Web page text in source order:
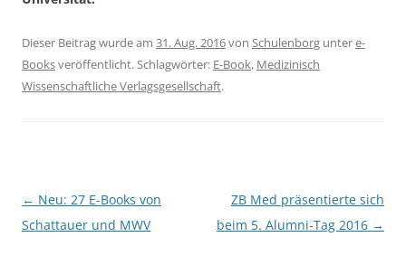
Dieser Beitrag wurde am 31. Aug. 2016von Schulenborg untere-
Booksveröffentlicht. Schlagwörter: E-Book, Medizinisch
Wissenschaftliche Verlagsgesellschaft.
Beitragsnavigation
← Neu: 27 E-Books von
Schattauer und MWV
ZB Med präsentierte sich
beim 5. Alumni-Tag 2016 →